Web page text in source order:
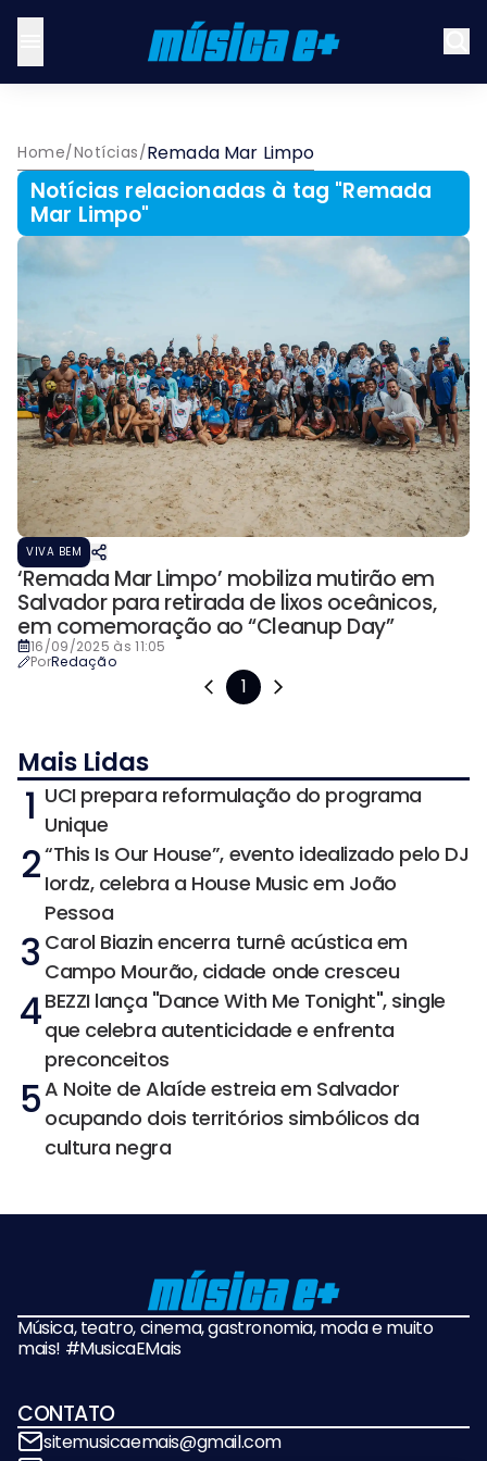
Home/Notícias/Remada Mar Limpo
Notícias relacionadas à tag "Remada
Mar Limpo"
VIVA BEM
‘Remada Mar Limpo’ mobiliza mutirão em
Salvador para retirada de lixos oceânicos,
em comemoração ao “Cleanup Day”
16/09/2025 às 11:05
PorRedação
1
Mais Lidas
1 UCI prepara reformulação do programa
Unique
2“This Is Our House”, evento idealizado pelo DJ
Iordz, celebra a House Music em João
Pessoa
3 Carol Biazin encerra turnê acústica em
Campo Mourão, cidade onde cresceu
4BEZZI lança "Dance With Me Tonight", single
que celebra autenticidade e enfrenta
preconceitos
5A Noite de Alaíde estreia em Salvador
ocupando dois territórios simbólicos da
cultura negra
Música, teatro, cinema, gastronomia, moda e muito
mais! #MusicaEMais
CONTATO
sitemusicaemais@gmail.com